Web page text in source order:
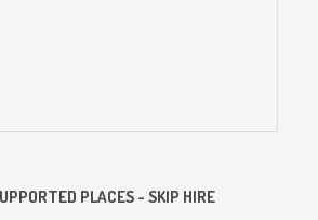
PLACES - SKIP HIRE